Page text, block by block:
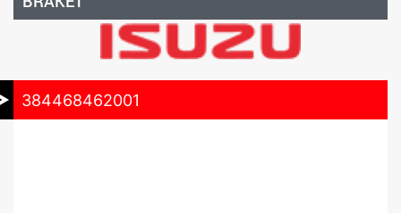
384468462001